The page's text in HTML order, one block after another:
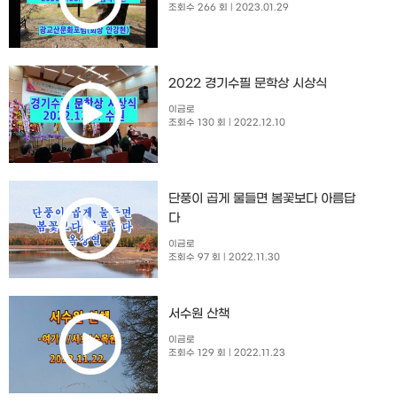
조회수 266 회
| 2023.01.29
2022 경기수필 문학상 시상식
이금로
조회수 130 회
| 2022.12.10
단풍이 곱게 물들면 봄꽃보다 아름답
다
이금로
조회수 97 회
| 2022.11.30
서수원 산책
이금로
조회수 129 회
| 2022.11.23